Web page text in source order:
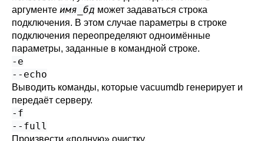
аргументе имя_бд может задаваться строка
подключения. В этом случае параметры в строке
подключения переопределяют одноимённые
параметры, заданные в командной строке.
-e
--echo
Выводить команды, которые vacuumdb генерирует и
передаёт серверу.
-f
--full
Произвести «полную» очистку.